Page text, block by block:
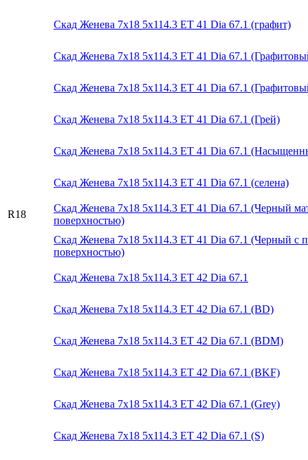
R18
Скад Женева 7x18 5x114.3 ET 41 Dia 67.1 (графит)
Скад Женева 7x18 5x114.3 ET 41 Dia 67.1
Скад Женева 7x18 5x114.3 ET 41 Dia 67.1
Скад Женева 7x18 5x114.3 ET 41 Dia 67.1 (Грей)
Скад Женева 7x18 5x114.3 ET 41 Dia 67.1
Скад Женева 7x18 5x114.3 ET 41 Dia 67.1 (селена)
Скад Женева 7x18 5x114.3 ET 41 Dia 67.1 (Черный
поверхностью)
Скад Женева 7x18 5x114.3 ET 41 Dia 67.1 (Черный с
поверхностью)
Скад Женева 7x18 5x114.3 ET 42 Dia 67.1
Скад Женева 7x18 5x114.3 ET 42 Dia 67.1 (BD)
Скад Женева 7x18 5x114.3 ET 42 Dia 67.1 (BDM)
Скад Женева 7x18 5x114.3 ET 42 Dia 67.1 (BKF)
Скад Женева 7x18 5x114.3 ET 42 Dia 67.1 (Grey)
Скад Женева 7x18 5x114.3 ET 42 Dia 67.1 (S)